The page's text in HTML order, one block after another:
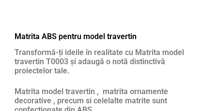
Matrita ABS pentru model travertin
Transformă-ți ideile în realitate cu Matrita model
travertin T0003 și adaugă o notă distinctivă
proiectelor tale.
Matrita model travertin , matrita ornamente
decorative , precum si celelalte matrite sunt